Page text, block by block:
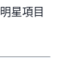
星項目